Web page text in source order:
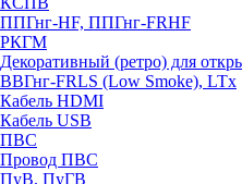
ППГнг-HF, ППГнг-FRHF
РКГМ
Декоративный (ретро) для
ВВГнг-FRLS (Low Smoke), LTx
Кабель HDMI
Кабель USB
ПВС
Провод ПВС
ПуВ, ПуГВ